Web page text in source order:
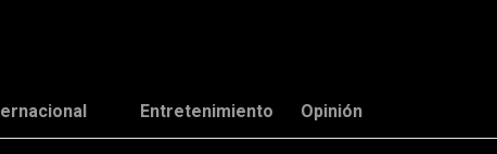
Entretenimiento Opinión